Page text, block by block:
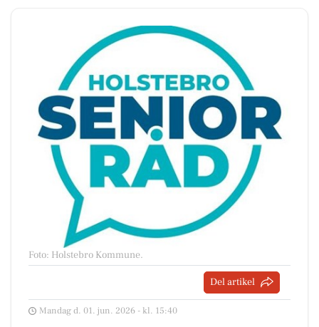
Foto: Holstebro Kommune.
Del artikel
Mandag d. 01. jun. 2026 - kl. 15:40